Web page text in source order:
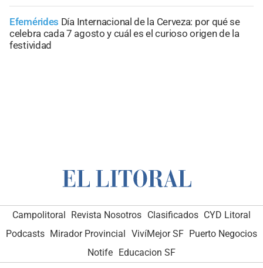
Efemérides Día Internacional de la Cerveza: por qué se
celebra cada 7 agosto y cuál es el curioso origen de la
festividad
Campolitoral Revista Nosotros Clasificados CYD Litoral
Podcasts Mirador Provincial VivíMejor SF Puerto Negocios
Notife
Educacion SF